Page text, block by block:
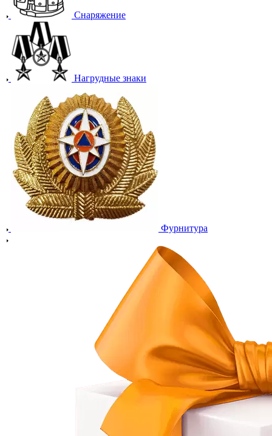
Снаряжение
Нагрудные знаки
Фурнитура